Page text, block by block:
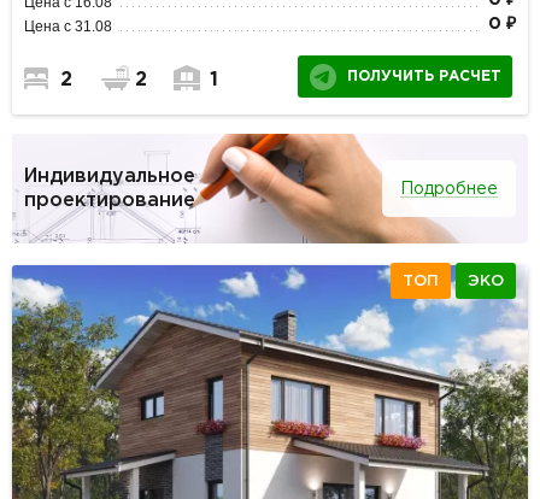
Цена с 31.08 0 ₽
2 2 1 ПОЛУЧИТЬ РАСЧЕТ
Индивидуальное
проектирование
Подробнее
ТОП ЭКО